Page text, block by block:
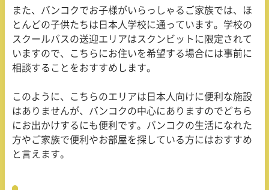
また、バンコクでお子様がいらっしゃるご家族では、ほ
とんどの子供たちは日本人学校に通っています。学校の
スクールバスの送迎エリアはスクンビットに限定されて
いますので、こちらにお住いを希望する場合には事前に
相談することをおすすめします。
このように、こちらのエリアは日本人向けに便利な施設
はありませんが、バンコクの中心にありますのでどちら
にお出かけするにも便利です。バンコクの生活になれた
方やご家族で便利やお部屋を探している方にはおすすめ
と言えます。